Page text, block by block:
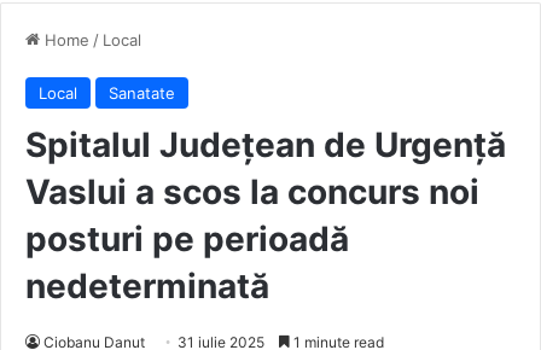
Home / Local
Local Sanatate
Spitalul Județean de Urgență
Vaslui a scos la concurs noi
posturi pe perioadă
nedeterminată
Ciobanu Danut 31 iulie 2025 1 minute read